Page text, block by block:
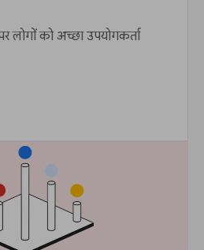
लोगों को अच्छा उपयोगकर्ता